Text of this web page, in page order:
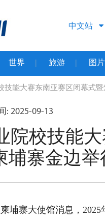
中文站
世界 旅游 图片
技能大赛东南亚赛区闭幕式
: 2025-09-13
院校技能
埔寨金边举
埔寨大使馆消息，